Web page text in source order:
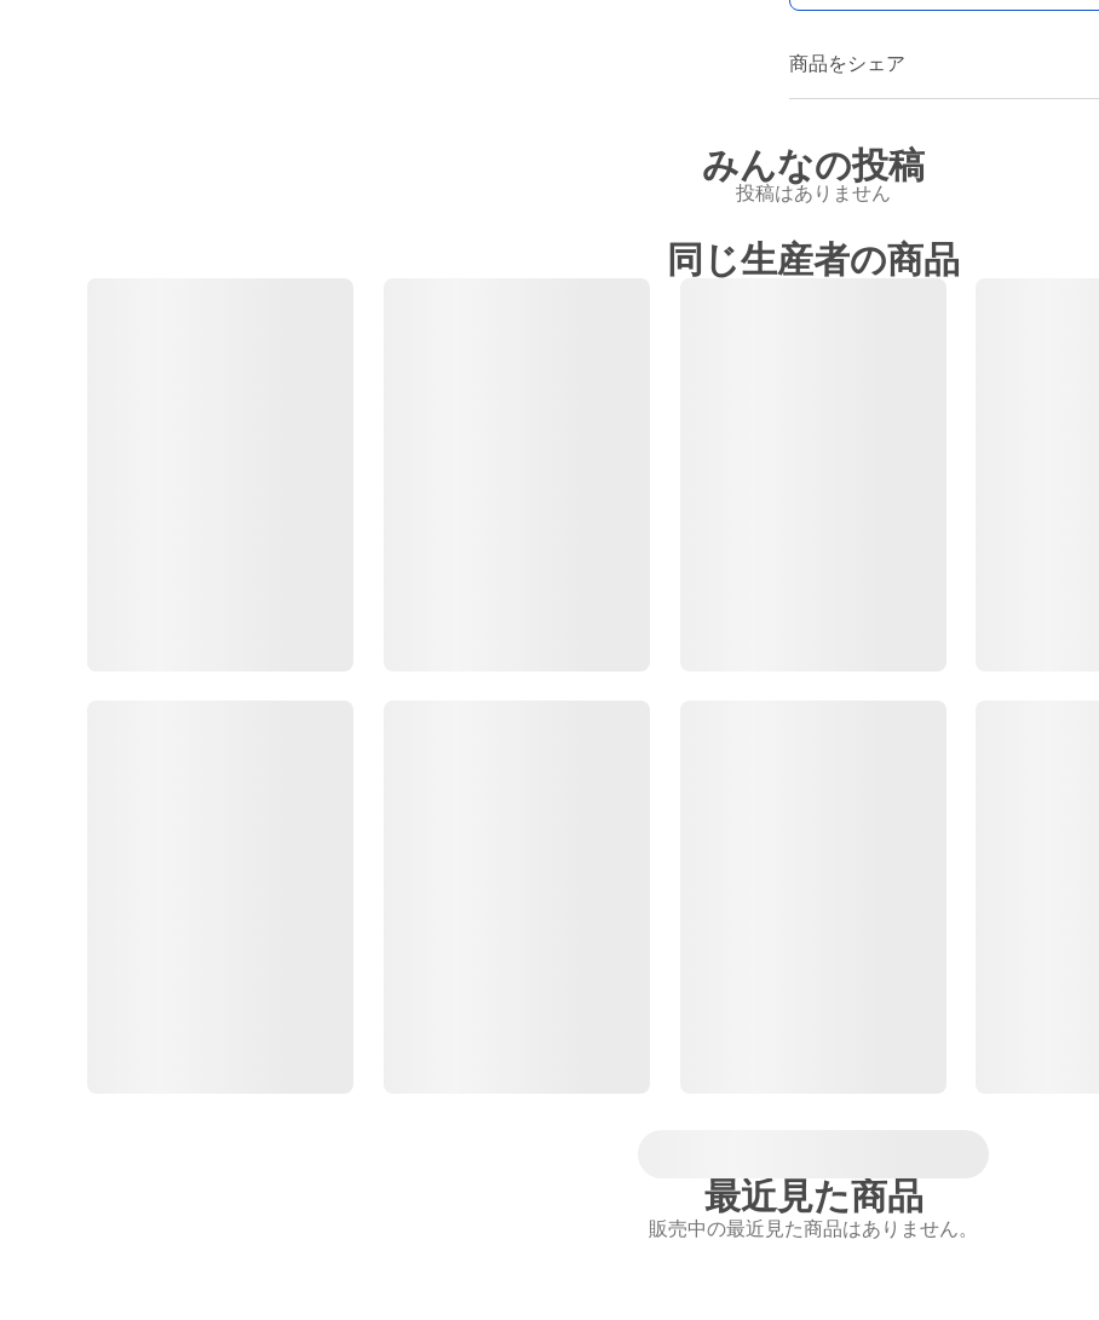
商品をシェア
みんなの投稿
投稿はありません
同じ生産者の商品
最近見た商品
販売中の最近見た商品はありません。